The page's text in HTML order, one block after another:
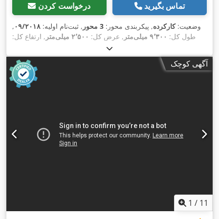
درخواست کردن تماس بگیرید
وضعیت:کارکرده, پیکربندی محور: 3 محور , ثبت‌نام اولیه: ۰۹/۲۰۱۸ ,
طول کل: ۹٬۳۰۰ میلی‌متر , عرض کل: ۲٬۵۰۰ میلی‌متر
, ارتفاع کل:
, سیستم تعلیق:
دیگر, سال ساخت:۲۰۱۸, تجهیزات: ,
آگهی کوچک
1 / 11